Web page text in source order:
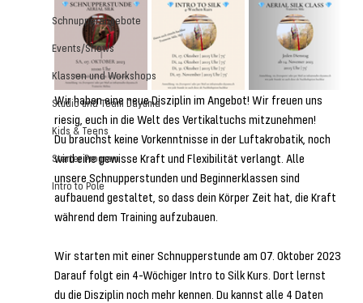
Schnupperangebote
Events/Shows
Klassen und Workshops
Studio und Team Dayuma
Kids & Teens
Starter Program
Intro to Pole
Wir haben eine neue Disziplin im Angebot! Wir freuen uns
riesig, euch in die Welt des Vertikaltuchs mitzunehmen!
Du brauchst keine Vorkenntnisse in der Luftakrobatik, noch
wird eine gewisse Kraft und Flexibilität verlangt. Alle
unsere Schnupperstunden und Beginnerklassen sind
aufbauend gestaltet, so dass dein Körper Zeit hat, die Kraft
während dem Training aufzubauen.
Wir starten mit einer Schnupperstunde am 07. Oktober 2023
Darauf folgt ein 4-Wöchiger Intro to Silk Kurs. Dort lernst
du die Disziplin noch mehr kennen. Du kannst alle 4 Daten